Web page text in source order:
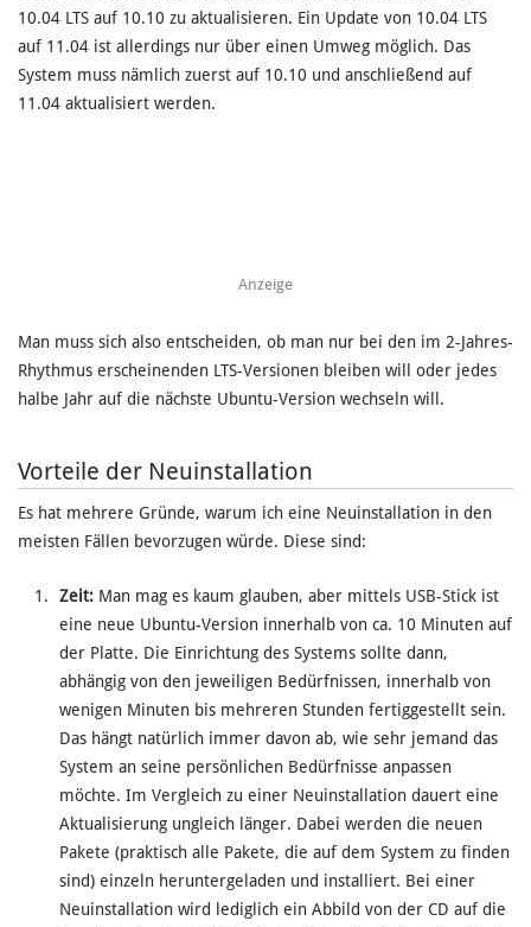
10.04 LTS auf 10.10 zu aktualisieren. Ein Update von 10.04 LTS
auf 11.04 ist allerdings nur über einen Umweg möglich. Das
System muss nämlich zuerst auf 10.10 und anschließend auf
11.04 aktualisiert werden.
Anzeige
Man muss sich also entscheiden, ob man nur bei den im 2-Jahres-
Rhythmus erscheinenden LTS-Versionen bleiben will oder jedes
halbe Jahr auf die nächste Ubuntu-Version wechseln will.
Vorteile der Neuinstallation
Es hat mehrere Gründe, warum ich eine Neuinstallation in den
meisten Fällen bevorzugen würde. Diese sind:
Zeit: Man mag es kaum glauben, aber mittels USB-Stick ist
eine neue Ubuntu-Version innerhalb von ca. 10 Minuten auf
der Platte. Die Einrichtung des Systems sollte dann,
abhängig von den jeweiligen Bedürfnissen, innerhalb von
wenigen Minuten bis mehreren Stunden fertiggestellt sein.
Das hängt natürlich immer davon ab, wie sehr jemand das
System an seine persönlichen Bedürfnisse anpassen
möchte. Im Vergleich zu einer Neuinstallation dauert eine
Aktualisierung ungleich länger. Dabei werden die neuen
Pakete (praktisch alle Pakete, die auf dem System zu finden
sind) einzeln heruntergeladen und installiert. Bei einer
Neuinstallation wird lediglich ein Abbild von der CD auf die